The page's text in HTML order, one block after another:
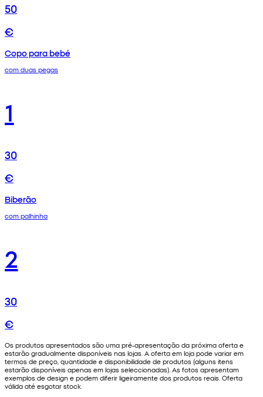
50
€
Copo para bebé
com duas pegas
1
30
€
Biberão
com palhinha
2
30
€
Os produtos apresentados são uma pré-apresentação da próxima oferta e
estarão gradualmente disponíveis nas lojas. A oferta em loja pode variar em
termos de preço, quantidade e disponibilidade de produtos (alguns itens
estarão disponíveis apenas em lojas seleccionadas). As fotos apresentam
exemplos de design e podem diferir ligeiramente dos produtos reais. Oferta
válida até esgotar stock.